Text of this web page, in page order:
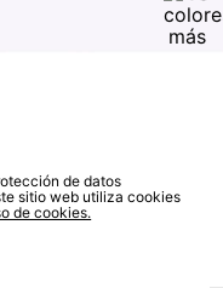
de datos
sitio web utiliza cookies
de cookies.